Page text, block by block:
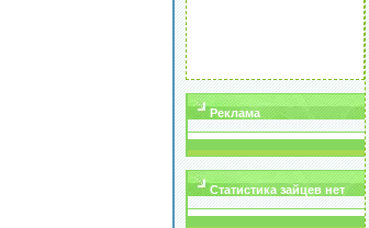
Реклама
Статистика зайцев нет